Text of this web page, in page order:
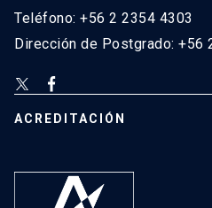
Teléfono: +56 2 2354 4303
Dirección de Postgrado: +56
ACREDITACIÓN